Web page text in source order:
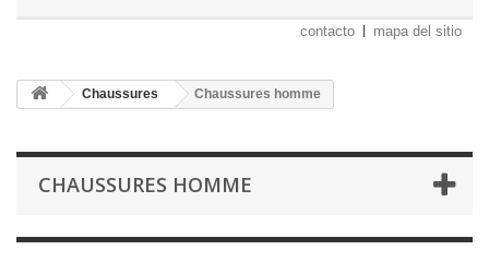
contacto mapa del sitio
Chaussures Chaussures homme
CHAUSSURES HOMME